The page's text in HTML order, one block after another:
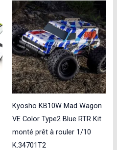
variations.
Les
options
peuvent
être
choisies
page
Les
sur
Kyosho KB10W Mad Wagon
VE Color Type2 Blue RTR Kit
monté prêt à rouler 1/10
K.34701T2